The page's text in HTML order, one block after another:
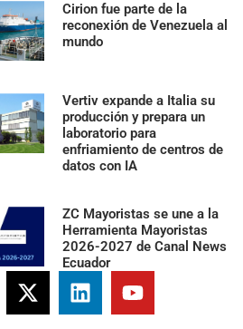
Cirion fue parte de la
reconexión de Venezuela al
mundo
Vertiv expande a Italia su
producción y prepara un
laboratorio para
enfriamiento de centros de
datos con IA
ZC Mayoristas se une a la
Herramienta Mayoristas
2026-2027 de Canal News
Ecuador